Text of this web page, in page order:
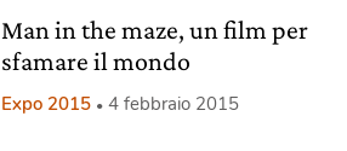
Man in the maze, un film per
sfamare il mondo
Expo 2015 4 febbraio 2015